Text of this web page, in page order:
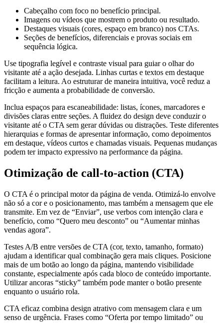
Cabeçalho com foco no benefício principal.
Imagens ou vídeos que mostrem o produto ou resultado.
Destaques visuais (cores, espaço em branco) nos CTAs.
Seções de benefícios, diferenciais e provas sociais em
sequência lógica.
Use tipografia legível e contraste visual para guiar o olhar do
visitante até a ação desejada. Linhas curtas e textos em destaque
facilitam a leitura. Ao estruturar de maneira intuitiva, você reduz a
fricção e aumenta a probabilidade de conversão.
Inclua espaços para escaneabilidade: listas, ícones, marcadores e
divisões claras entre seções. A fluidez do design deve conduzir o
visitante até o CTA sem gerar dúvidas ou distrações. Teste diferentes
hierarquias e formas de apresentar informação, como depoimentos
em destaque, vídeos curtos e chamadas visuais. Pequenas mudanças
podem ter impacto expressivo na performance da página.
Otimização de call‑to‑action (CTA)
O CTA é o principal motor da página de venda. Otimizá-lo envolve
não só a cor e o posicionamento, mas também a mensagem que ele
transmite. Em vez de “Enviar”, use verbos com intenção clara e
benefício, como “Quero meu desconto” ou “Aumentar minhas
vendas agora”.
Testes A/B entre versões de CTA (cor, texto, tamanho, formato)
ajudam a identificar qual combinação gera mais cliques. Posicione
mais de um botão ao longo da página, mantendo visibilidade
constante, especialmente após cada bloco de conteúdo importante.
Utilizar ancoras “sticky” também pode manter o botão presente
enquanto o usuário rola.
CTA eficaz combina design atrativo com mensagem clara e um
senso de urgência. Frases como “Oferta por tempo limitado” ou